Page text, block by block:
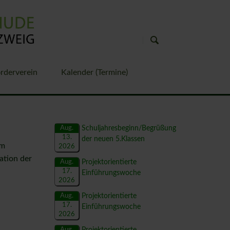
und Sozialverhaltens
Kalender (Termine)
der
Aug.
13.
2026
Schuljahresbeginn/Begrüßung
der neuen 5.Klassen
Aug.
17.
2026
Projektorientierte
Einführungswoche
Aug.
17.
2026
Projektorientierte
Einführungswoche